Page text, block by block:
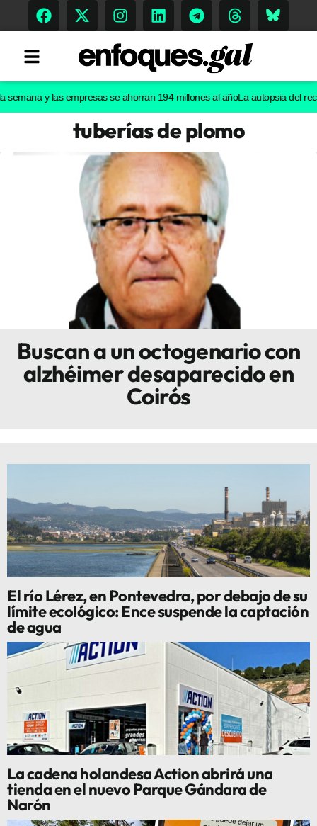
Memoria Histórica
Sostenibilidad
Innova
y las empresas se ahorran 194 millones al añoLa autopsia del recién
tuberías de plomo
Buscan a un octogenario con
alzhéimer desaparecido en
Coirós
El río Lérez, en Pontevedra, por debajo de su
límite ecológico: Ence suspende la captación
de agua
La cadena holandesa Action abrirá una
tienda en el nuevo Parque Gándara de
Narón